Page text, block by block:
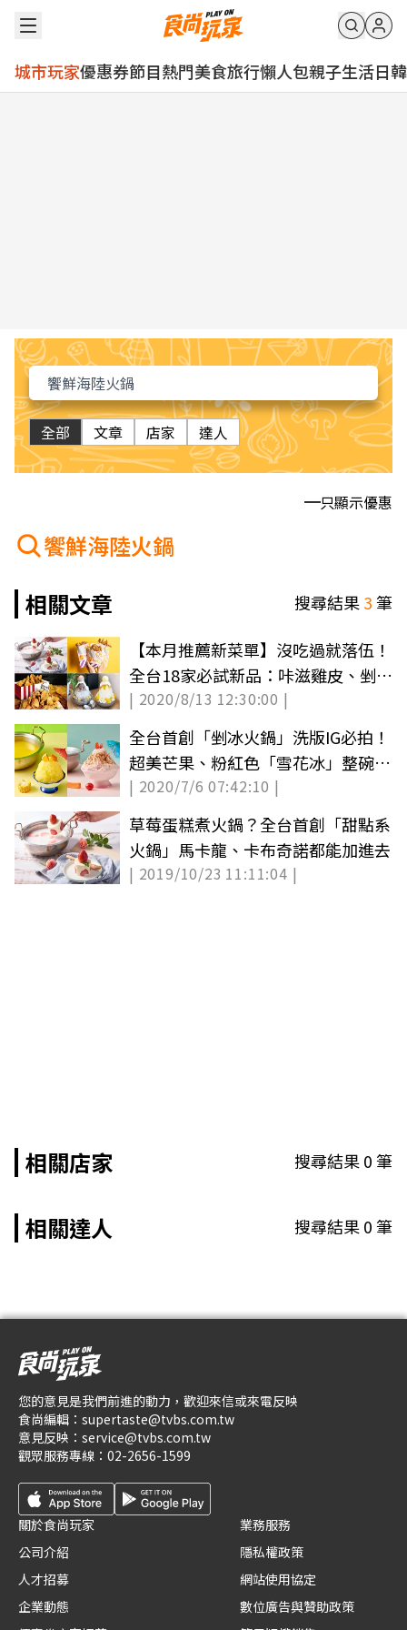
城市玩家優惠券節目熱門美食旅行懶人包親子生活日韓
全部 文章 店家 達人
只顯示優惠
饗鮮海陸火鍋
相關文章
搜尋結果3筆
【本月推薦新菜單】沒吃過就落伍！
全台18家必試新品：咔滋雞皮、剉冰
火鍋
| 2020/8/13 12:30:00 |
全台首創「剉冰火鍋」洗版IG必拍！
超美芒果、粉紅色「雪花冰」整碗倒
進火鍋吃
| 2020/7/6 07:42:10 |
草莓蛋糕煮火鍋？全台首創「甜點系
火鍋」馬卡龍、卡布奇諾都能加進去
| 2019/10/23 11:11:04 |
相關店家 搜尋結果0筆
相關達人 搜尋結果0筆
您的意見是我們前進的動力，歡迎來信或來電反映
食尚編輯： supertaste@tvbs.com.tw
意見反映： service@tvbs.com.tw
觀眾服務專線： 02-2656-1599
關於食尚玩家
公司介紹
人才招募
企業動態
業務服務
隱私權政策
網站使用協定
數位廣告與贊助政策